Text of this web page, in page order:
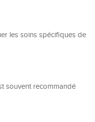
les soins spécifiques de
souvent recommandé